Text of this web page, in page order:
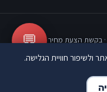
· בקשת הצעת מחיר 💬